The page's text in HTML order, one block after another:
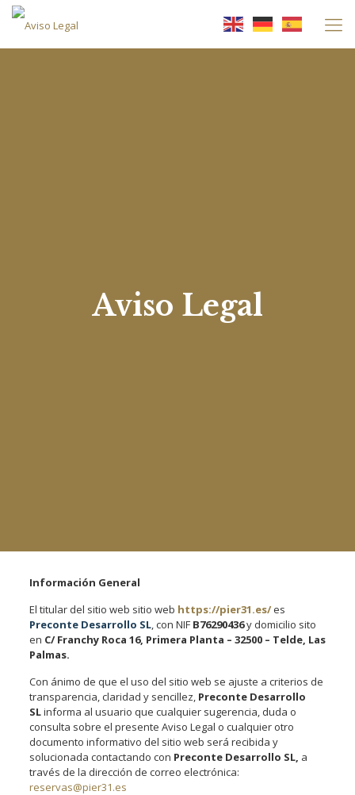
Aviso Legal
Información General
El titular del sitio web sitio web https://pier31.es/es
Preconte Desarrollo SL, con NIF B76290436y domicilio sito
en C/ Franchy Roca 16, Primera Planta – 32500 – Telde, Las
Palmas.
Con ánimo de que el uso del sitio web se ajuste a criterios de
transparencia, claridad y sencillez, Preconte Desarrollo
SLinforma al usuario que cualquier sugerencia, duda o
consulta sobre el presente Aviso Legal o cualquier otro
documento informativo del sitio web será recibida y
solucionada contactando con Preconte Desarrollo SL, a
través de la dirección de correo electrónica:
reservas@pier31.es